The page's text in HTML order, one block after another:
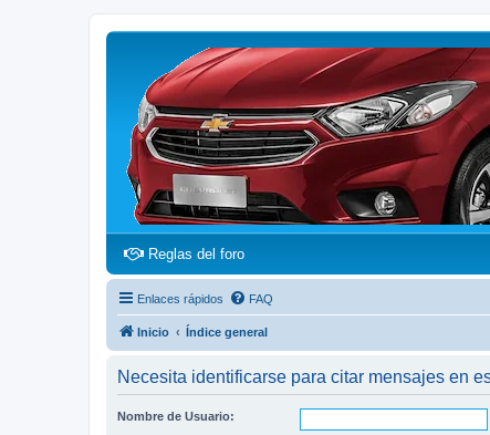
Reglas del foro(Opens a new tab)
Enlaces rápidos FAQ
Inicio Índice general
Necesita identificarse para citar mensajes en
Nombre de Usuario: